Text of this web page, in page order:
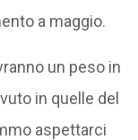
a maggio.
un peso in
in quelle del
aspettarci